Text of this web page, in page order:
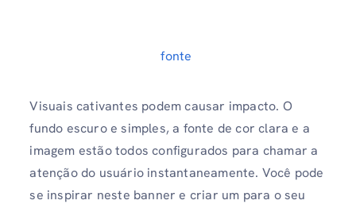
fonte
Visuais cativantes podem causar impacto. O
fundo escuro e simples, a fonte de cor clara e a
imagem estão todos configurados para chamar a
atenção do usuário instantaneamente. Você pode
se inspirar neste banner e criar um para o seu